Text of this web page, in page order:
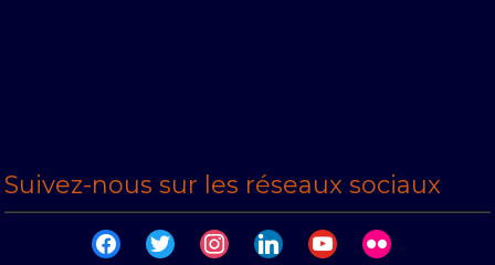
Suivez-nous sur les réseaux sociaux
facebooktwitter instagramlinkedinyoutubeflickr